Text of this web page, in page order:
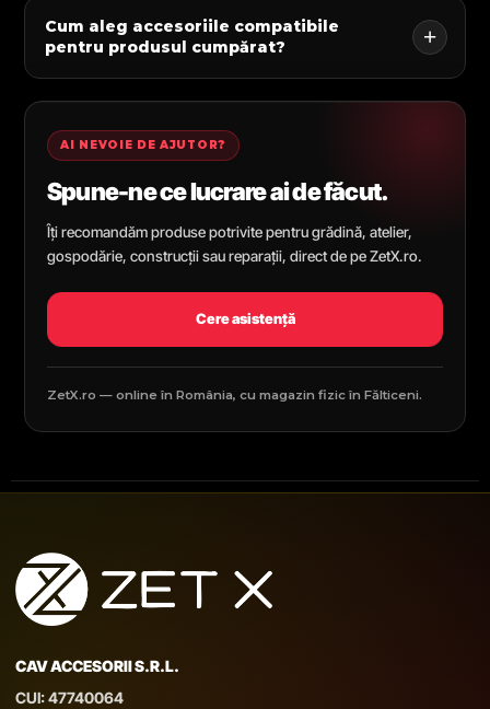
Cum aleg accesoriile compatibile
pentru produsul cumpărat?
AI NEVOIE DE AJUTOR?
Spune-ne ce lucrare ai de făcut.
Îți recomandăm produse potrivite pentru grădină, atelier,
gospodărie, construcții sau reparații, direct de pe ZetX.ro.
Cere asistență
ZetX.ro — online în România, cu magazin fizic în Fălticeni.
CAV ACCESORII S.R.L.
CUI: 47740064